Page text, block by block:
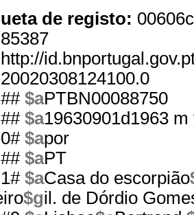
de registo:
85387
http://
20020308124100.0
## $aPTBN00088750
## $a19630901d1963
0# $apor
## $aPT
1# $aCasa do escorpião
$gil. de Dórdio